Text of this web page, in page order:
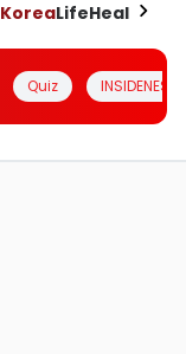
KoreaLifeHealth
Quiz INSIDENESIA